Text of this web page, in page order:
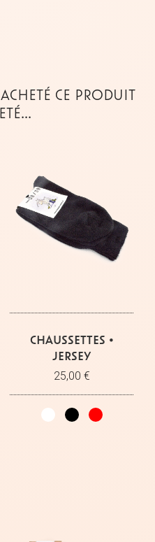
CE PRODUIT
CHAUSSETTES •
JERSEY
25,00 €